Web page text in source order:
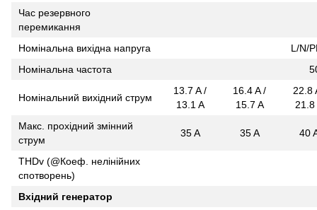
Час резервного
перемикання
Номінальна вихідна напруга
L/N/
Номінальна частота
Номінальний вихідний струм
13.7 A /
13.1 A
16.4 A /
15.7 A
22.8
21.8
Макс. прохідний змінний
струм
35 A 35 A 40
THDv (@Коеф. нелінійних
спотворень)
Вхідний генератор